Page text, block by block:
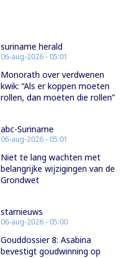
suriname herald
06-aug-2026 - 05:01
Monorath over verdwenen
kwik: “Als er koppen moeten
rollen, dan moeten die rollen”
abc-Suriname
06-aug-2026 - 05:01
Niet te lang wachten met
belangrijke wijzigingen van de
Grondwet
starnieuws
06-aug-2026 - 05:00
Gouddossier 8: Asabina
bevestigt goudwinning op